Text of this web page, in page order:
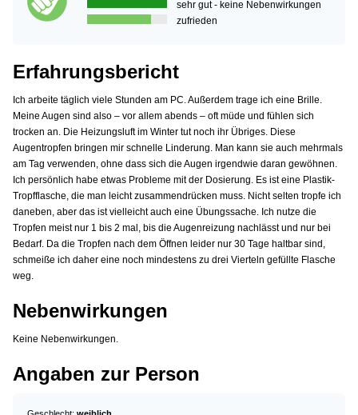
sehr gut - keine Nebenwirkungen
zufrieden
Erfahrungsbericht
Ich arbeite täglich viele Stunden am PC. Außerdem trage ich eine Brille.
Meine Augen sind also – vor allem abends – oft müde und fühlen sich
trocken an. Die Heizungsluft im Winter tut noch ihr Übriges. Diese
Augentropfen bringen mir schnelle Linderung. Man kann sie auch mehrmals
am Tag verwenden, ohne dass sich die Augen irgendwie daran gewöhnen.
Ich persönlich habe etwas Probleme mit der Dosierung. Es ist eine Plastik-
Tropfflasche, die man leicht zusammendrücken muss. Nicht selten tropfe ich
daneben, aber das ist vielleicht auch eine Übungssache. Ich nutze die
Tropfen meist nur 1 bis 2 mal, bis die Augenreizung nachlässt und nur bei
Bedarf. Da die Tropfen nach dem Öffnen leider nur 30 Tage haltbar sind,
schmeiße ich daher eine noch mindestens zu drei Vierteln gefüllte Flasche
weg.
Nebenwirkungen
Keine Nebenwirkungen.
Angaben zur Person